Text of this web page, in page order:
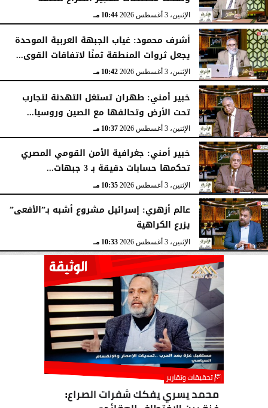
الإثنين، 3 أغسطس 2026 10:44 مـ
أشرف محمود: غياب الجبهة العربية الموحدة
يجعل ثروات المنطقة ثمنًا لاتفاقات القوى...
الإثنين، 3 أغسطس 2026 10:42 مـ
خبير أمني: طهران تستغل التهدئة لتجارب
تحت الأرض وتحالفها مع الصين وروسيا...
الإثنين، 3 أغسطس 2026 10:37 مـ
خبير أمني: جغرافية الأمن القومي المصري
تحكمها حسابات دقيقة بـ 3 جبهات...
الإثنين، 3 أغسطس 2026 10:35 مـ
عالم أزهري: إسرائيل مشروع أشبه بـ”الأفعى”
يزرع الكراهية
الإثنين، 3 أغسطس 2026 10:33 مـ